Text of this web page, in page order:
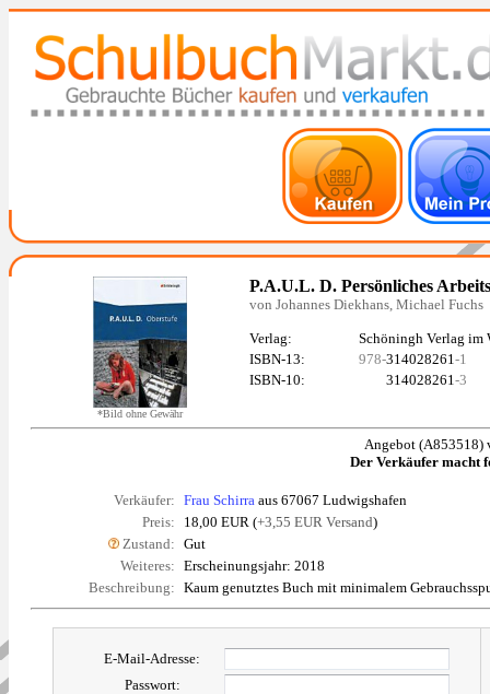
*Bild ohne Gewähr
P.A.U.L. D. Persönliches
von Johannes Diekhans, Michael Fuchs
Verlag:
Schöningh Verlag im
ISBN-13:
978-314028261-1
ISBN-10:
314028261-3
Angebot (A853518)
Der Verkäufer macht
Verkäufer: Frau Schirra aus 67067 Ludwigshafen
Preis:
18,00 EUR (+3,55 EUR Versand)
Zustand: Gut
Weiteres: Erscheinungsjahr: 2018
Beschreibung: Kaum genutztes Buch mit minimalem
E-Mail-Adresse:
Passwort: